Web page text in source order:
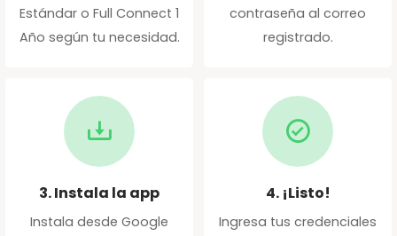
Estándar o Full Connect 1
Año según tu necesidad.
contraseña al correo
registrado.
3. Instala la app
Instala desde Google
4. ¡Listo!
Ingresa tus credenciales